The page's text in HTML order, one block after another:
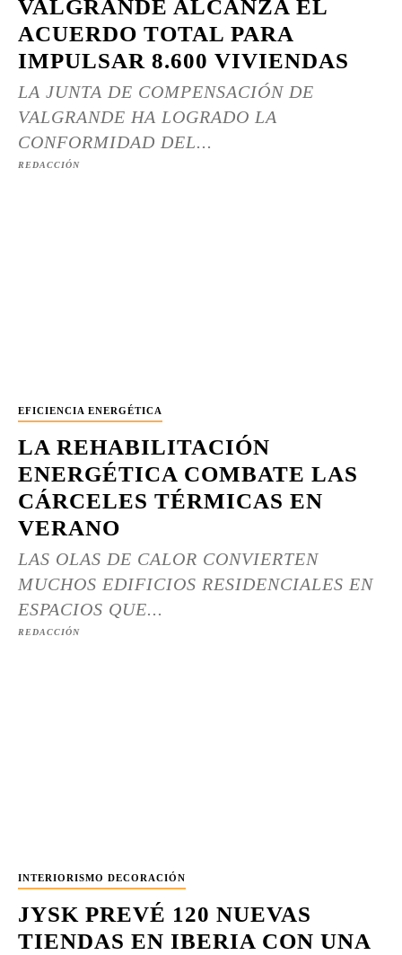
VALGRANDE ALCANZA EL
ACUERDO TOTAL PARA
IMPULSAR 8.600 VIVIENDAS
LA JUNTA DE COMPENSACIÓN DE
VALGRANDE HA LOGRADO LA
CONFORMIDAD DEL...
REDACCIÓN
EFICIENCIA ENERGÉTICA
LA REHABILITACIÓN
ENERGÉTICA COMBATE LAS
CÁRCELES TÉRMICAS EN
VERANO
LAS OLAS DE CALOR CONVIERTEN
MUCHOS EDIFICIOS RESIDENCIALES EN
ESPACIOS QUE...
REDACCIÓN
INTERIORISMO DECORACIÓN
JYSK PREVÉ 120 NUEVAS
TIENDAS EN IBERIA CON UNA